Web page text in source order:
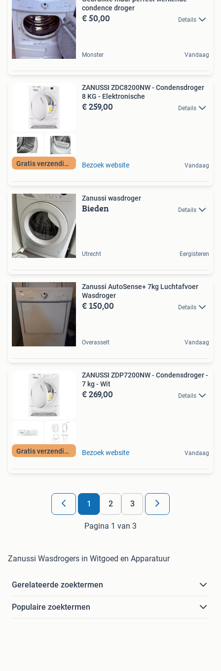
condence droger
€ 50,00 Details
Monster Vandaag
Gratis verzending
ZANUSSI ZDC8200NW - Condensdroger
8 KG - Elektronische
€ 259,00 Details
Bezoek website Vandaag
Zanussi wasdroger
Bieden Details
Utrecht Eergisteren
Zanussi AutoSense+ 7kg Luchtafvoer
Wasdroger
€ 150,00 Details
Overasselt Vandaag
Gratis verzending
ZANUSSI ZDP7200NW - Condensdroger -
7 kg - Wit
€ 269,00 Details
Bezoek website Vandaag
1 2 3
Pagina 1 van 3
Zanussi Wasdrogers in Witgoed en Apparatuur
Gerelateerde zoektermen
Populaire zoektermen